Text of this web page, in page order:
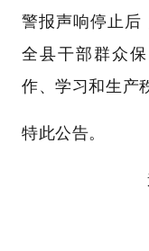
警报声响停止后
全县干部群众
作、学习和生产
特此公告。